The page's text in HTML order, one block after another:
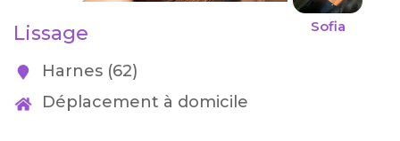
Sofia
Lissage
Harnes (62)
Déplacement à domicile